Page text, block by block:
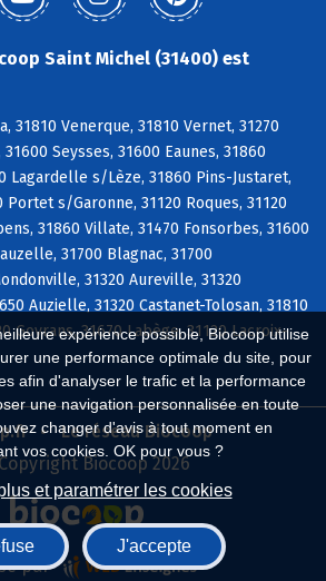
expérience possible, Biocoop utilise
une performance optimale du site, pour
afin d'analyser le trafic et la performance
une navigation personnalisée en toute
changer d'avis à tout moment en
vos cookies. OK pour vous ?
et paramétrer les cookies
J'accepte
Saint Michel (31400) est
31810 Venerque, 31810 Vernet, 31270
Seysses, 31600 Eaunes, 31860
Lagardelle s/Lèze, 31860 Pins-Justaret,
Portet s/Garonne, 31120 Roques, 31120
31860 Villate, 31470 Fonsorbes, 31600
31700 Blagnac, 31700
31320 Aureville, 31320
Auzielle, 31320 Castanet-Tolosan, 31810
Goyrans, 31670 Labège, 31120 Lacroix-
Le réseau Biocoop
Biocoop 2026
par